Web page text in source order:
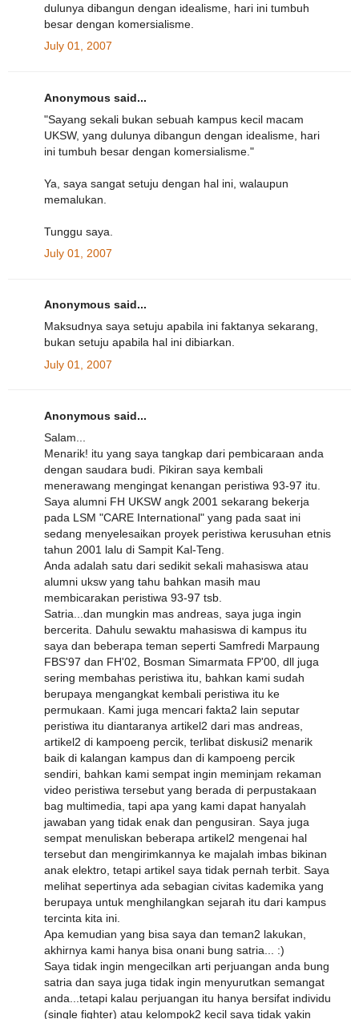
dulunya dibangun dengan idealisme, hari ini tumbuh
besar dengan komersialisme.
July 01, 2007
Anonymous said...
"Sayang sekali bukan sebuah kampus kecil macam
UKSW, yang dulunya dibangun dengan idealisme, hari
ini tumbuh besar dengan komersialisme."
Ya, saya sangat setuju dengan hal ini, walaupun
memalukan.
Tunggu saya.
July 01, 2007
Anonymous said...
Maksudnya saya setuju apabila ini faktanya sekarang,
bukan setuju apabila hal ini dibiarkan.
July 01, 2007
Anonymous said...
Salam...
Menarik! itu yang saya tangkap dari pembicaraan anda
dengan saudara budi. Pikiran saya kembali
menerawang mengingat kenangan peristiwa 93-97 itu.
Saya alumni FH UKSW angk 2001 sekarang bekerja
pada LSM "CARE International" yang pada saat ini
sedang menyelesaikan proyek peristiwa kerusuhan etnis
tahun 2001 lalu di Sampit Kal-Teng.
Anda adalah satu dari sedikit sekali mahasiswa atau
alumni uksw yang tahu bahkan masih mau
membicarakan peristiwa 93-97 tsb.
Satria...dan mungkin mas andreas, saya juga ingin
bercerita. Dahulu sewaktu mahasiswa di kampus itu
saya dan beberapa teman seperti Samfredi Marpaung
FBS'97 dan FH'02, Bosman Simarmata FP'00, dll juga
sering membahas peristiwa itu, bahkan kami sudah
berupaya mengangkat kembali peristiwa itu ke
permukaan. Kami juga mencari fakta2 lain seputar
peristiwa itu diantaranya artikel2 dari mas andreas,
artikel2 di kampoeng percik, terlibat diskusi2 menarik
baik di kalangan kampus dan di kampoeng percik
sendiri, bahkan kami sempat ingin meminjam rekaman
video peristiwa tersebut yang berada di perpustakaan
bag multimedia, tapi apa yang kami dapat hanyalah
jawaban yang tidak enak dan pengusiran. Saya juga
sempat menuliskan beberapa artikel2 mengenai hal
tersebut dan mengirimkannya ke majalah imbas bikinan
anak elektro, tetapi artikel saya tidak pernah terbit. Saya
melihat sepertinya ada sebagian civitas kademika yang
berupaya untuk menghilangkan sejarah itu dari kampus
tercinta kita ini.
Apa kemudian yang bisa saya dan teman2 lakukan,
akhirnya kami hanya bisa onani bung satria... :)
Saya tidak ingin mengecilkan arti perjuangan anda bung
satria dan saya juga tidak ingin menyurutkan semangat
anda...tetapi kalau perjuangan itu hanya bersifat individu
(single fighter) atau kelompok2 kecil saya tidak yakin